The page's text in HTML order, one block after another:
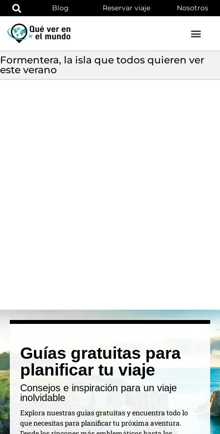
Blog Reservar viaje Nosotros
Formentera, la isla que todos quieren ver
este verano
Guías gratuitas para
planificar tu viaje
Consejos e inspiración para un viaje
inolvidable
Explora nuestras guías gratuitas y encuentra todo lo
que necesitas para planificar tu próxima aventura.